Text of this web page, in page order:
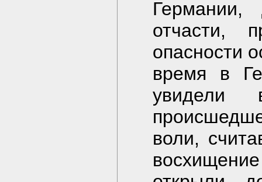
отчасти,
опасности
время в
увидели
воли,